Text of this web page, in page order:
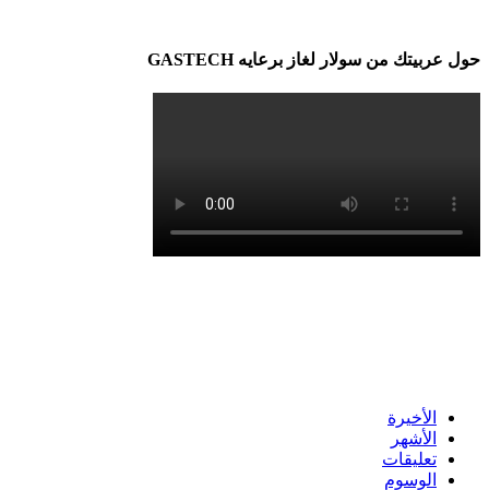
حول عربيتك من سولار لغاز برعايه GASTECH
الأخيرة
الأشهر
تعليقات
الوسوم